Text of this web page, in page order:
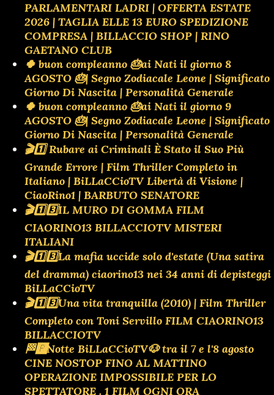
PARLAMENTARI LADRI | OFFERTA ESTATE
2026 | TAGLIA ELLE 13 EURO SPEDIZIONE
COMPRESA | BILLACCIO SHOP | RINO
GAETANO CLUB
🍀 buon compleanno 🎂ai Nati il giorno 8
AGOSTO 🎂| Segno Zodiacale Leone | Significato
Giorno Di Nascita | Personalità Generale
🍀 buon compleanno 🎂ai Nati il giorno 9
AGOSTO 🎂| Segno Zodiacale Leone | Significato
Giorno Di Nascita | Personalità Generale
🎬1️⃣ Rubare ai Criminali È Stato il Suo Più
Grande Errore | Film Thriller Completo in
Italiano | BiLLaCCioTV Libertà di Visione |
CiaoRino1 | BARBUTO SENATORE
🎬1️⃣3️⃣IL MURO DI GOMMA FILM
CIAORINO13 BILLACCIOTV MISTERI
ITALIANI
🎬1️⃣3️⃣La mafia uccide solo d'estate (Una satira
del dramma) ciaorino13 nei 34 anni di depisteggi
BiLLaCCioTV
🎬1️⃣3️⃣Una vita tranquilla (2010) | Film Thriller
Completo con Toni Servillo FILM CIAORINO13
BILLACCIOTV
🏁🅿️Notte BiLLaCCioTV🐶 tra il 7 e l'8 agosto
CINE NOSTOP FINO AL MATTINO
OPERAZIONE IMPOSSIBILE PER LO
SPETTATORE . 1 FILM OGNI ORA